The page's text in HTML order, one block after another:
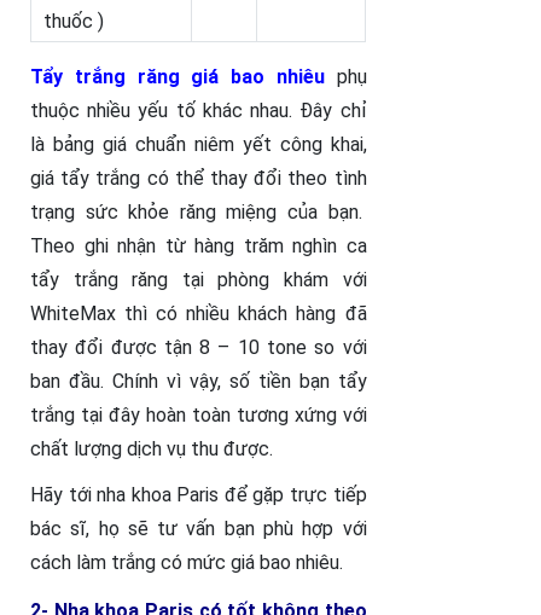
thuốc )
Tẩy trắng răng giá bao nhiêuphụ
thuộc nhiều yếu tố khác nhau. Đây chỉ
là bảng giá chuẩn niêm yết công khai,
giá tẩy trắng có thể thay đổi theo tình
trạng sức khỏe răng miệng của bạn.
Theo ghi nhận từ hàng trăm nghìn ca
tẩy trắng răng tại phòng khám với
WhiteMax thì có nhiều khách hàng đã
thay đổi được tận 8 – 10 tone so với
ban đầu. Chính vì vậy, số tiền bạn tẩy
trắng tại đây hoàn toàn tương xứng với
chất lượng dịch vụ thu được.
Hãy tới nha khoa Paris để gặp trực tiếp
bác sĩ, họ sẽ tư vấn bạn phù hợp với
cách làm trắng có mức giá bao nhiêu.